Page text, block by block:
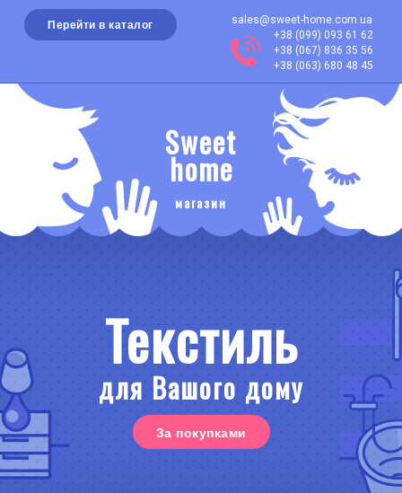
Перейти в каталог
sales@sweet-home.com.ua
+38 (099) 093 61 62
+38 (067) 836 35 56
+38 (063) 680 48 45
Sweet
home
магазин
Текстиль
для Вашого дому
За покупками